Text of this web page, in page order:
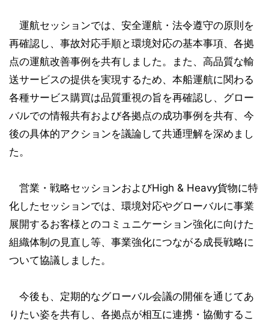
運航セッションでは、安全運航・法令遵守の原則を
再確認し、事故対応手順と環境対応の基本事項、各拠
点の運航改善事例を共有しました。また、高品質な輸
送サービスの提供を実現するため、本船運航に関わる
各種サービス購買は品質重視の旨を再確認し、グロー
バルでの情報共有および各拠点の成功事例を共有、今
後の具体的アクションを議論して共通理解を深めまし
た。
営業・戦略セッションおよびHigh & Heavy貨物に特
化したセッションでは、環境対応やグローバルに事業
展開するお客様とのコミュニケーション強化に向けた
組織体制の見直し等、事業強化につながる成長戦略に
ついて協議しました。
今後も、定期的なグローバル会議の開催を通じてあ
りたい姿を共有し、各拠点が相互に連携・協働するこ